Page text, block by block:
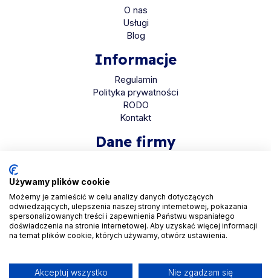
O nas
Usługi
Blog
Informacje
Regulamin
Polityka prywatności
RODO
Kontakt
Dane firmy
ul. Bolkowska 2D
01-466 Warszawa
KRS 0001048558
REGON 525935069
NIP 5223265608
Używamy plików cookie
Możemy je zamieścić w celu analizy danych dotyczących
odwiedzających, ulepszenia naszej strony internetowej, pokazania
spersonalizowanych treści i zapewnienia Państwu wspaniałego
doświadczenia na stronie internetowej. Aby uzyskać więcej informacji
na temat plików cookie, których używamy, otwórz ustawienia.
Akceptuj wszystko Nie zgadzam się